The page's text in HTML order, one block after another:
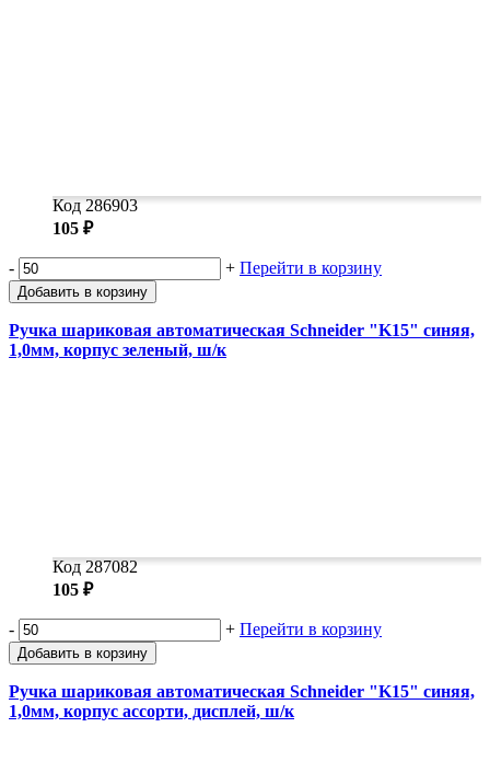
Код 286903
105 ₽
- + Перейти в корзину
Добавить в корзину
Ручка шариковая автоматическая Schneider "K15" синяя,
1,0мм, корпус зеленый, ш/к
Код 287082
105 ₽
- + Перейти в корзину
Добавить в корзину
Ручка шариковая автоматическая Schneider "K15" синяя,
1,0мм, корпус ассорти, дисплей, ш/к